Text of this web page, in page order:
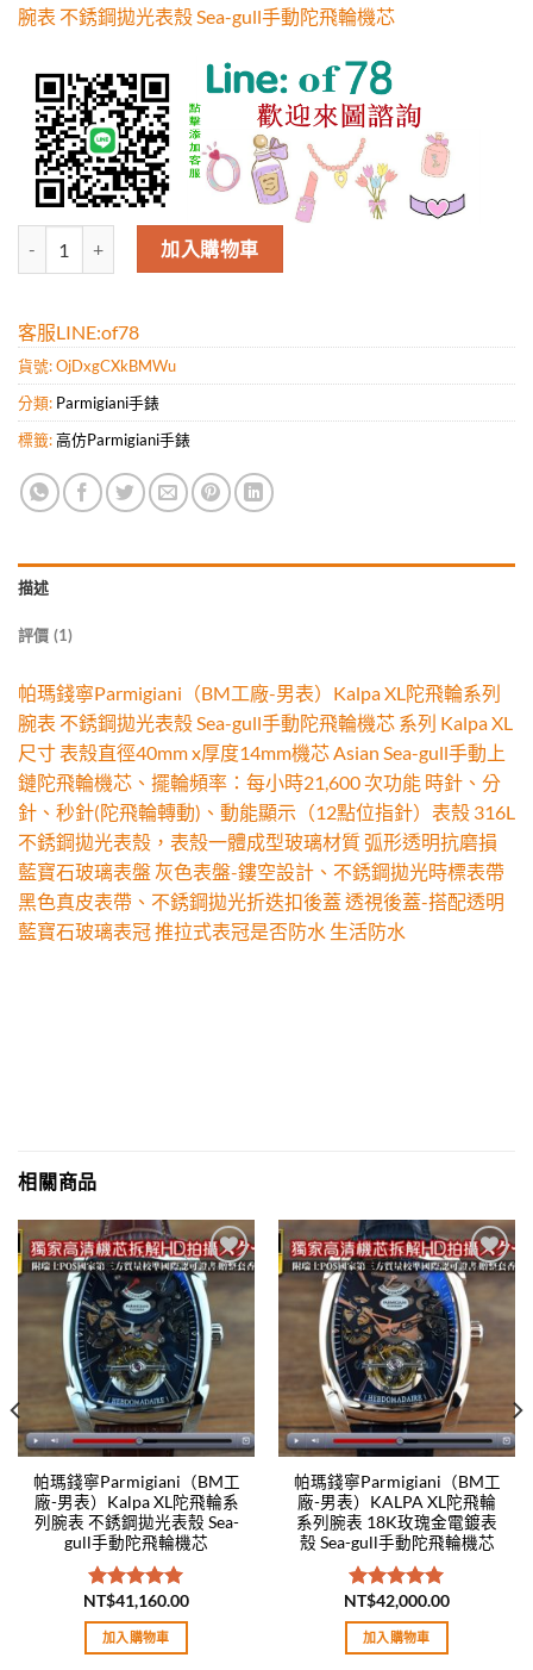
腕表 不銹鋼拋光表殼 Sea-gull手動陀飛輪機芯
帕瑪錢寧Parmigiani（BM工廠-男表）Kalpa XL陀飛輪系列腕表 不銹
加入購物車
客服LINE:of78
貨號:OjDxgCXkBMWu
分類: Parmigiani手錶
標籤:高仿Parmigiani手錶
描述
評價 (1)
帕瑪錢寧Parmigiani（BM工廠-男表）Kalpa XL陀飛輪系列
腕表 不銹鋼拋光表殼 Sea-gull手動陀飛輪機芯 系列 Kalpa XL
尺寸 表殼直徑40mm x厚度14mm機芯 Asian Sea-gull手動上
鏈陀飛輪機芯、擺輪頻率：每小時21,600 次功能 時針、分
針、秒針(陀飛輪轉動)、動能顯示（12點位指針）表殼 316L
不銹鋼拋光表殼，表殼一體成型玻璃材質 弧形透明抗磨損
藍寶石玻璃表盤 灰色表盤-鏤空設計、不銹鋼拋光時標表帶
黑色真皮表帶、不銹鋼拋光折迭扣後蓋 透視後蓋-搭配透明
藍寶石玻璃表冠 推拉式表冠是否防水 生活防水
相關商品
Add to
wishlist
帕瑪錢寧Parmigiani（BM工
廠-男表）Kalpa XL陀飛輪系
列腕表 不銹鋼拋光表殼 Sea-
gull手動陀飛輪機芯
評分5.00
滿分 5
NT$41,160.00
加入購物車
Add to
wishlist
帕瑪錢寧Parmigiani（BM工
廠-男表）KALPA XL陀飛輪
系列腕表 18K玫瑰金電鍍表
殼 Sea-gull手動陀飛輪機芯
評分5.00
滿分 5
NT$42,000.00
加入購物車